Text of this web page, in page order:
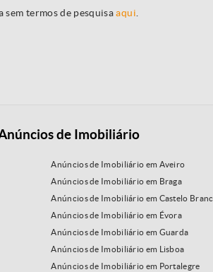
sem termos de pesquisaaqui
de Imobiliário
Anúncios de Imobiliário em Aveiro
Anúncios de Imobiliário em Braga
Anúncios de Imobiliário em Castelo
Anúncios de Imobiliário em Évora
Anúncios de Imobiliário em Guarda
Anúncios de Imobiliário em Lisboa
Anúncios de Imobiliário em Portalegre